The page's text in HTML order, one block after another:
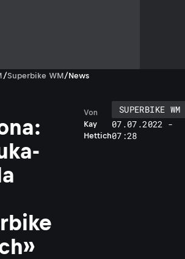
/Superbike WM/News
Kay
Hettich
Von
SUPERBIKE WM
07.07.2022 -
07:28